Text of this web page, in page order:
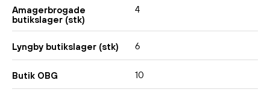
Amagerbrogade
butikslager (stk)
4
Lyngby butikslager (stk) 6
Butik OBG 10